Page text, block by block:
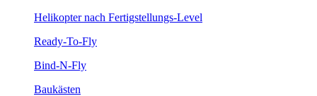
Helikopter nach Fertigstellungs-Level
Ready-To-Fly
Bind-N-Fly
Baukästen